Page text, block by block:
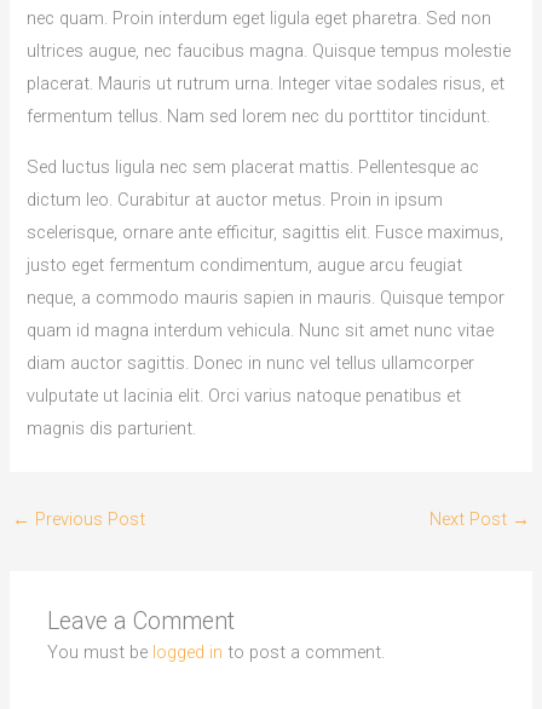
nec quam. Proin interdum eget ligula eget pharetra. Sed non
ultrices augue, nec faucibus magna. Quisque tempus molestie
placerat. Mauris ut rutrum urna. Integer vitae sodales risus, et
fermentum tellus. Nam sed lorem nec du porttitor tincidunt.
Sed luctus ligula nec sem placerat mattis. Pellentesque ac
dictum leo. Curabitur at auctor metus. Proin in ipsum
scelerisque, ornare ante efficitur, sagittis elit. Fusce maximus,
justo eget fermentum condimentum, augue arcu feugiat
neque, a commodo mauris sapien in mauris. Quisque tempor
quam id magna interdum vehicula. Nunc sit amet nunc vitae
diam auctor sagittis. Donec in nunc vel tellus ullamcorper
vulputate ut lacinia elit. Orci varius natoque penatibus et
magnis dis parturient.
← Previous Post Next Post →
Leave a Comment
You must be logged in to post a comment.